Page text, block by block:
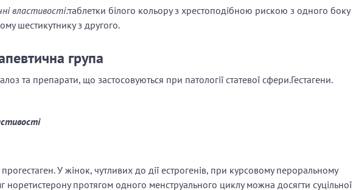
властивості:таблетки білого кольору з хрестоподібною рискою з одного боку
шестикутнику з другого.
група
та препарати, що застосовуються при патології статевої сфери.Гестагени.
У жінок, чутливих до дії естрогенів, при курсовому пероральному
протягом одного менструального циклу можна досягти суцільної